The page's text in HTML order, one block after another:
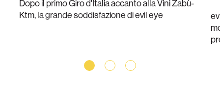
Dopo il primo Giro d'Italia accanto alla Vini Zabù-
Ktm, la grande soddisfazione di evil eye